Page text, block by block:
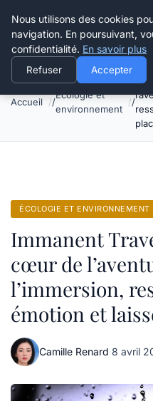
Happy Calyx
Accueil
Écologie et
environnement
ÉCOLOGIE ET ENVIRONNEMENT
Immanent
cœur de
l’immersion,
émotion et
Camille Renard·8 avril
Nous utilisons des cookies
navigation. En poursuivant,
confidentialité. En savoir plus
Refuser Accepter